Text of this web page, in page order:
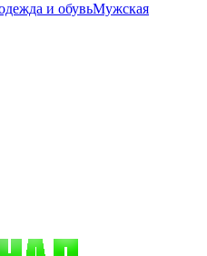
и обувьМужская